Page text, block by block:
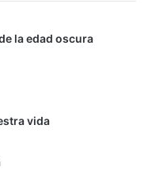
la edad oscura
vida